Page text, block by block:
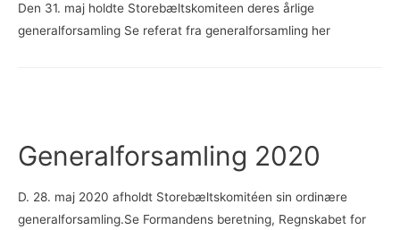
le
at
for­
Den 31. maj holdte Storebæltskomiteen deres årlige
generalforsamling Se referat fra generalforsamling her
Generalforsamling 2020
D. 28. maj 2020 afholdt Storebæltskomitéen sin ordinære
generalforsamling.Se Formandens beretning, Regnskabet for